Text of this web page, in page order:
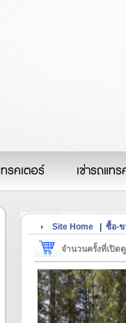
รคเตอร์ เช่ารถแท
Site Home ซื้อ-ข
จำนวนครั้งที่เปิด